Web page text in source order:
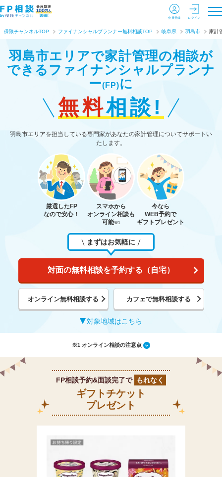
会員登録 ログイン
保険チャンネルTOP ファイナンシャルプランナー無料相談TOP 岐阜県 羽島市 家計
羽島市エリアで家計管理の相談が
できる ファイナンシャルプランナ
ー(FP)に
無料相談!
羽島市エリアを担当している専門家があなたの家計管理についてサポートい
たします。
厳選したFP
なので安心！
スマホから
オンライン相談も
可能※1
今なら
WEB予約で
ギフトプレゼント
まずはお気軽に
対面の無料相談を予約する（自宅）
オンライン無料相談する カフェで無料相談する
対象地域はこちら
※1 オンライン相談の注意点
FP相談予約&面談完了で もれなく
ギフトチケット
プレゼント